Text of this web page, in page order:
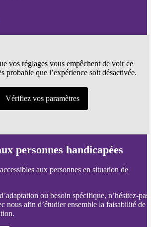
vos réglages vous empêchent de voir ce
probable que l’expérience soit désactivée.
Vérifiez vos paramètres
personnes handicapées
aux personnes en situation de
ou besoin spécifique, n’hésitez-pas
nous afin d’étudier ensemble la faisabilité de